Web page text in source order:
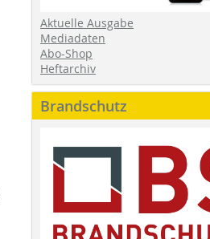
Aktuelle Ausgabe
Mediadaten
Abo-Shop
Heftarchiv
Brandschutz